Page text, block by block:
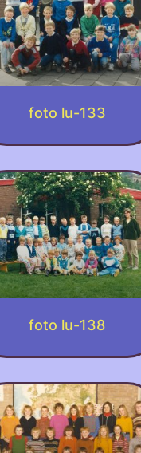
foto lu-133
foto lu-138